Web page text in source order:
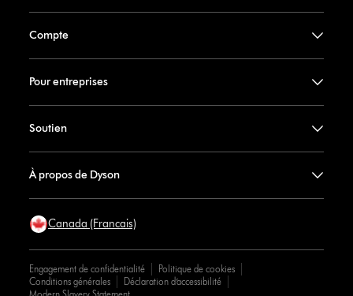
Compte
Pour entreprises
Soutien
À propos de Dyson
Canada (Francais)
Engagement de confidentialité
Politique de cookies
Conditions générales
Déclaration d’accessibilité